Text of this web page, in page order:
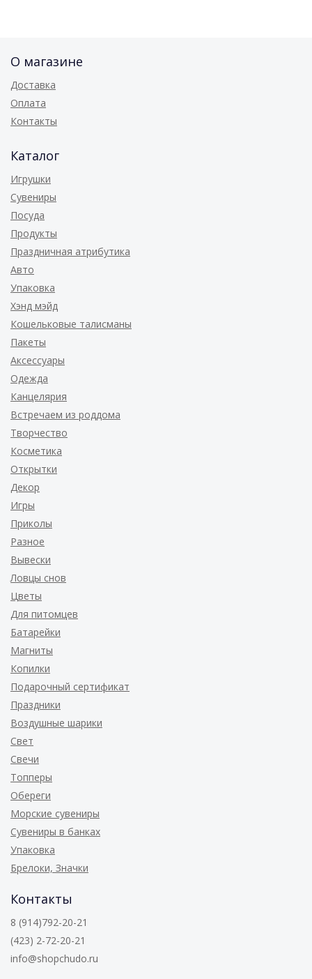
О магазине
Доставка
Оплата
Контакты
Каталог
Игрушки
Сувениры
Посуда
Продукты
Праздничная атрибутика
Авто
Упаковка
Хэнд мэйд
Кошельковые талисманы
Пакеты
Аксессуары
Одежда
Канцелярия
Встречаем из роддома
Творчество
Косметика
Открытки
Декор
Игры
Приколы
Разное
Вывески
Ловцы снов
Цветы
Для питомцев
Батарейки
Магниты
Копилки
Подарочный сертификат
Праздники
Воздушные шарики
Свет
Свечи
Топперы
Обереги
Морские сувениры
Сувениры в банках
Упаковка
Брелоки, Значки
Контакты
8 (914)792-20-21
(423) 2-72-20-21
info@shopchudo.ru